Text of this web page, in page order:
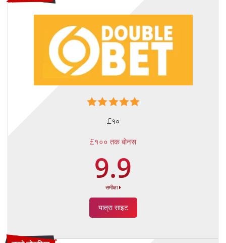
£१०
£१०० तक बोनस
9.9
समीक्षा
यात्रा साइट